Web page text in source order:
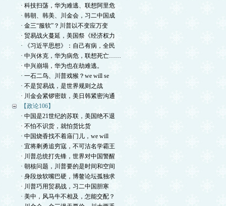
· 科技扫荡，华为难逃、联想阿里危
· 韩朝、韩美、川金会，习二中国成
· 金三“服软”？川普以不变应万变
· 贸易战火蔓延，美国祭《经济权力
· 《习近平思想》：自己有病，全民
· 中兴休克，华为病危，联想死亡……
· 中兴崩塌，华为也在劫难逃。
· 一石二鸟、川普戏猴？we will se
· 不是贸易战，是世界规则之战
· 川金会紧锣密鼓，美日韩紧密沟通
【政论106】
· 中国是21世纪的苏联，美国绝不退
· 不怕不识货，就怕货比货
· 中国烧香找不着庙门儿，we will
· 宜将剩勇追穷寇，不可沽名学霸王
· 川普总统打先锋，世界对中国警醒
· 朝核问题，川普要的是时间和空间
· 身段放软嘴巴硬，博鳌论坛孤独求
· 川普巧用贸易战，习二中国胆寒
· 美中，风马牛不相及，怎能交配？